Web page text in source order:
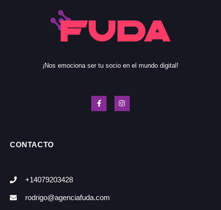
¡Nos emociona ser tu socio en el mundo digital!
CONTACTO
+14079203428
rodrigo@agenciafuda.com